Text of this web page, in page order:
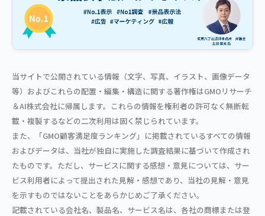
当サイトで公開されている情報（文字、写真、イラスト、画像データ
等）およびこれらの配置・編集・構造に関する著作権はGMOリサーチ
＆AI株式会社に帰属します。これらの情報を権利者の許可なく無断転
載・複製するなどの二次利用は固く禁じられています。
また、「GMO顧客満足度ランキング」に掲載されているすべての情報
およびデータは、当社が独自に実施した調査結果に基づいて作成され
たものです。ただし、サービスに関する感想・意見については、サー
ビス利用者によって提出された見解・感想であり、当社の見解・意見
を示すものではないことをあらかじめご了承ください。
記載されている会社名、製品名、サービス名は、各社の商標または登